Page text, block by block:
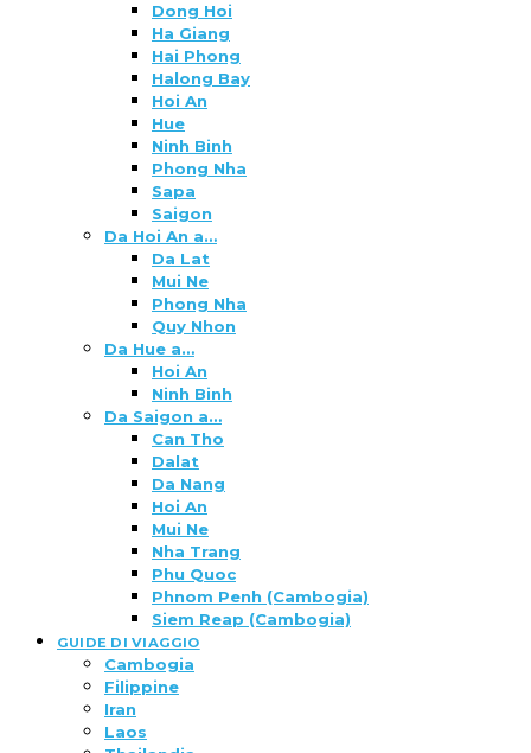
Dong Hoi
Ha Giang
Hai Phong
Halong Bay
Hoi An
Hue
Ninh Binh
Phong Nha
Sapa
Saigon
Da Hoi An a…
Da Lat
Mui Ne
Phong Nha
Quy Nhon
Da Hue a…
Hoi An
Ninh Binh
Da Saigon a…
Can Tho
Dalat
Da Nang
Hoi An
Mui Ne
Nha Trang
Phu Quoc
Phnom Penh (Cambogia)
Siem Reap (Cambogia)
GUIDE DI VIAGGIO
Cambogia
Filippine
Iran
Laos